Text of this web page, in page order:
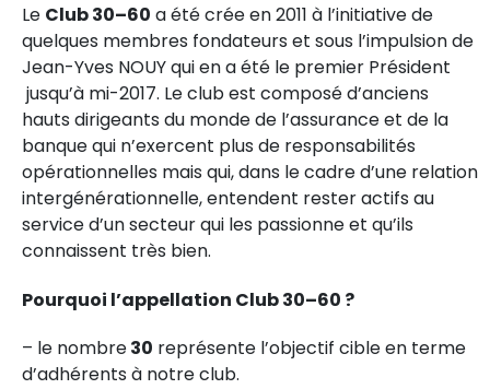
Le Club 30–60 a été crée en 2011 à l’initiative de
quelques membres fondateurs et sous l’impulsion de
Jean-Yves NOUY qui en a été le premier Président
jusqu’à mi-2017. Le club est composé d’anciens
hauts dirigeants du monde de l’assurance et de la
banque qui n’exercent plus de responsabilités
opérationnelles mais qui, dans le cadre d’une relation
intergénérationnelle, entendent rester actifs au
service d’un secteur qui les passionne et qu’ils
connaissent très bien.
Pourquoi l’appellation Club 30–60 ?
– le nombre30 représente l’objectif cible en terme
d’adhérents à notre club.